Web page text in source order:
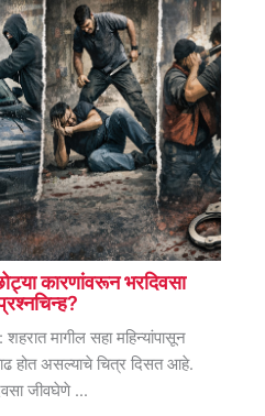
कारणांवरून भरदिवसा
मागील सहा महिन्यांपासून
होत असल्याचे चित्र दिसत आहे.
जीवघेणे ...